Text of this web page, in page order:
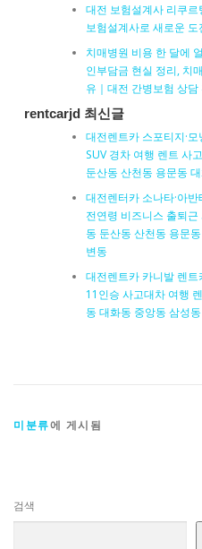
대전 보험설계사 리쿠
보험설계사로 새로운
치매병원 비용 한 달에
인부담금 현실 정리, 치
유｜대전 간병보험 상담
rentcarjd 최신글
대전렌트카 스포티지·
SUV 경차 여행 렌트 사
둔산동 산천동 용문동
대전렌터카 소나타·아
전연령 비즈니스 출퇴
동 둔산동 산천동 용문
변동
대전렌트카 카니발 렌
11인승 사고대차 여행
동 대화동 중앙동 삼성
미분류에 게시됨
검색